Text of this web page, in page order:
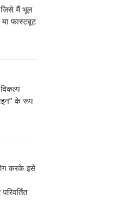
जिसे मैं भूल
फास्टबूट
के रूप
करके इसे